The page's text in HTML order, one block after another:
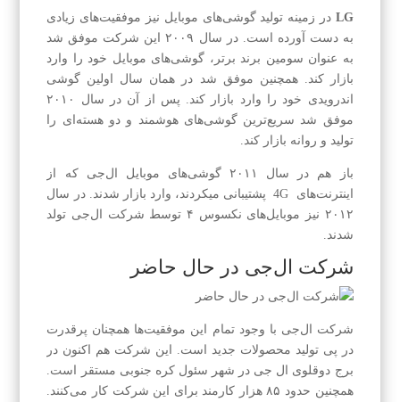
LG در زمینه تولید گوشی‌های موبایل نیز موفقیت‌های زیادی
به دست آورده است. در سال ۲۰۰۹ این شرکت موفق شد
به عنوان سومین برند برتر، گوشی‌های موبایل خود را وارد
بازار کند. همچنین موفق شد در همان سال اولین گوشی
اندرویدی خود را وارد بازار کند. پس از آن در سال ۲۰۱۰
موفق شد سریع‌ترین گوشی‌های هوشمند و دو هسته‌ای را
تولید و روانه بازار کند.
باز هم در سال ۲۰۱۱ گوشی‌های موبایل ال‌جی که از
اینترنت‌های 4G پشتیبانی میکردند، وارد بازار شدند. در سال
۲۰۱۲ نیز موبایل‌های نکسوس ۴ توسط شرکت ال‌جی تولد
شدند.
شرکت ال‌جی در حال حاضر
شرکت ال‌جی با وجود تمام این موفقیت‌ها همچنان پرقدرت
در پی تولید محصولات جدید است. این شرکت هم اکنون در
برج دوقلوی ال جی در شهر سئول کره جنوبی مستقر است.
همچنین حدود ۸۵ هزار کارمند برای این شرکت کار می‌کنند.